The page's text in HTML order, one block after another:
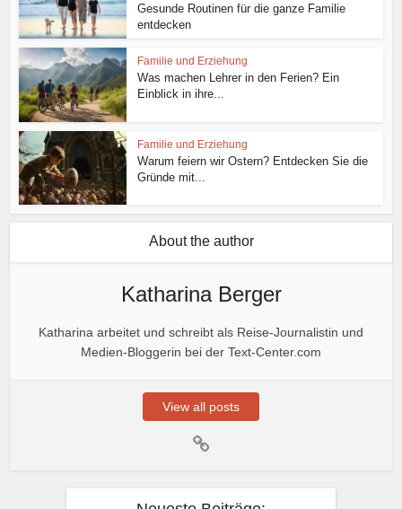
Gesunde Routinen für die ganze Familie
entdecken
Familie und Erziehung
Was machen Lehrer in den Ferien? Ein
Einblick in ihre...
Familie und Erziehung
Warum feiern wir Ostern? Entdecken Sie die
Gründe mit...
About the author
Katharina Berger
Katharina arbeitet und schreibt als Reise-Journalistin und
Medien-Bloggerin bei der Text-Center.com
View all posts